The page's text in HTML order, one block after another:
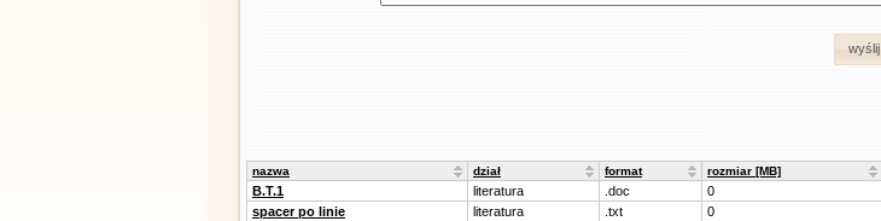
wyślij
nazwa dział format rozmiar [MB]
B.T.1 literatura .doc 0
spacer po linie
literatura .txt 0